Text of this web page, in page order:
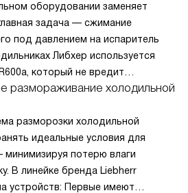
оборудовании заменяет
задача — сжимание
под давлением на испаритель
Либхер используется
который не вредит
перегоняет его
по принципу насоса. Чем
прибора, тем качественнее
затрачивается
размораживание холодильной
разморозки холодильной
идеальные условия для
потерю влаги
В линейке бренда Liebherr
устройств: Первые имеют